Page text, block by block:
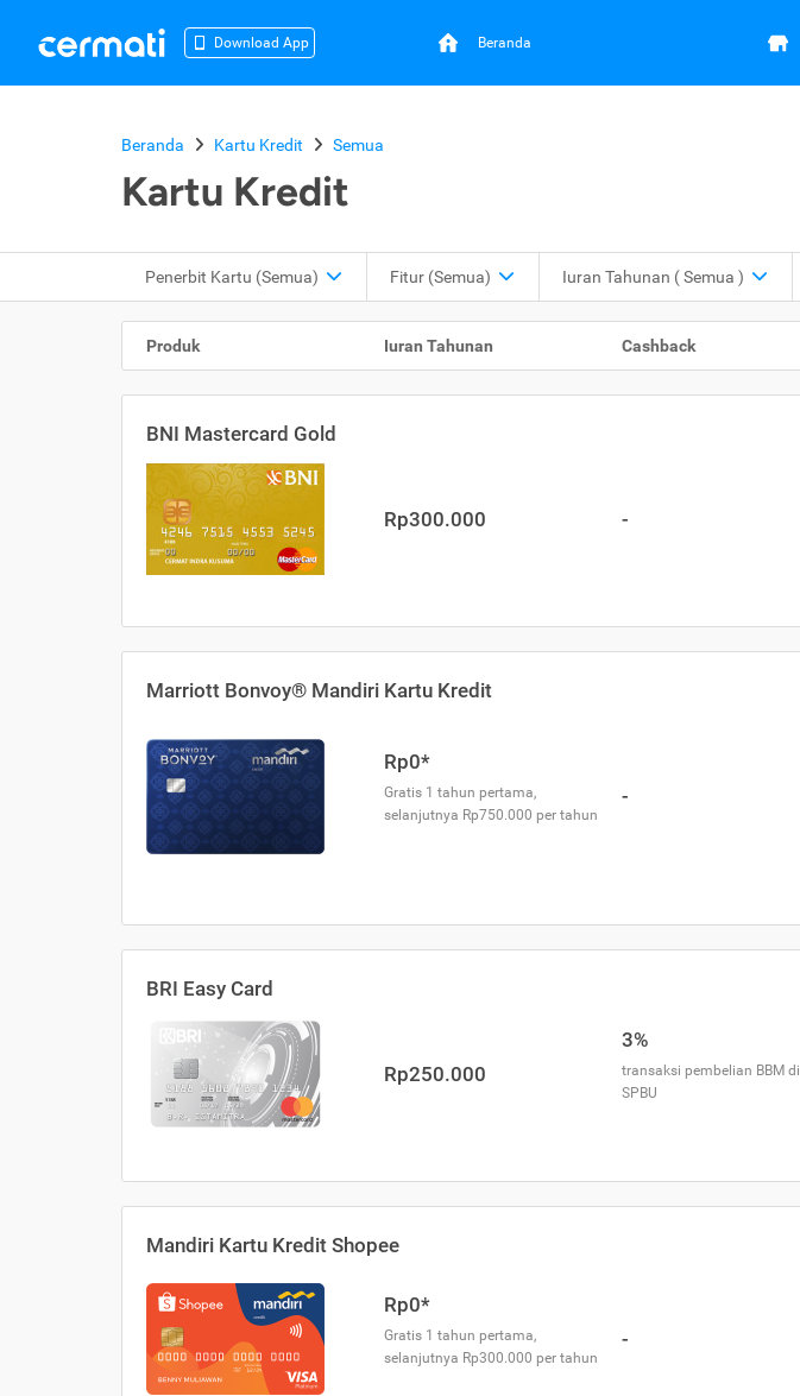
Download App Beranda
Beranda Kartu Kredit Semua
Kartu Kredit
Penerbit Kartu (Semua) Fitur (Semua) Iuran Tahunan ( Semua )
Produk Iuran Tahunan Cashback
BNI Mastercard Gold
Rp300.000 -
Marriott Bonvoy® Mandiri Kartu Kredit
Rp0*
Gratis 1 tahun pertama,
selanjutnya Rp750.000 per tahun
-
BRI Easy Card
Rp250.000
3%
transaksi pembelian BBM di
SPBU
Mandiri Kartu Kredit Shopee
Rp0*
Gratis 1 tahun pertama,
selanjutnya Rp300.000 per tahun
-